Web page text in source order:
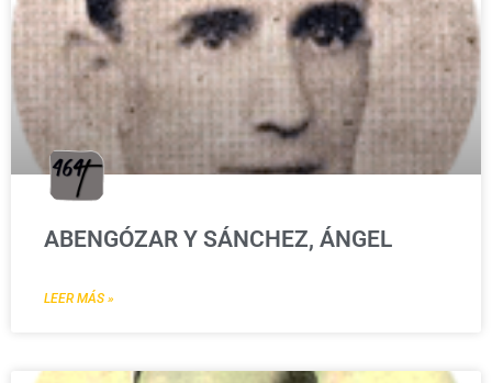
ABENGÓZAR Y SÁNCHEZ, ÁNGEL
LEER MÁS »